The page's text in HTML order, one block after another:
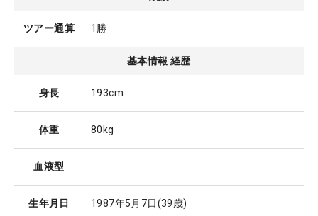
ツアー通算 1勝
基本情報 経歴
身長 193cm
体重 80kg
血液型
生年月日 1987年5月7日(39歳)